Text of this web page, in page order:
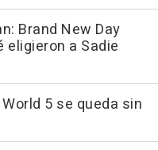
Brand New Day
eligieron a Sadie
5 se queda sin